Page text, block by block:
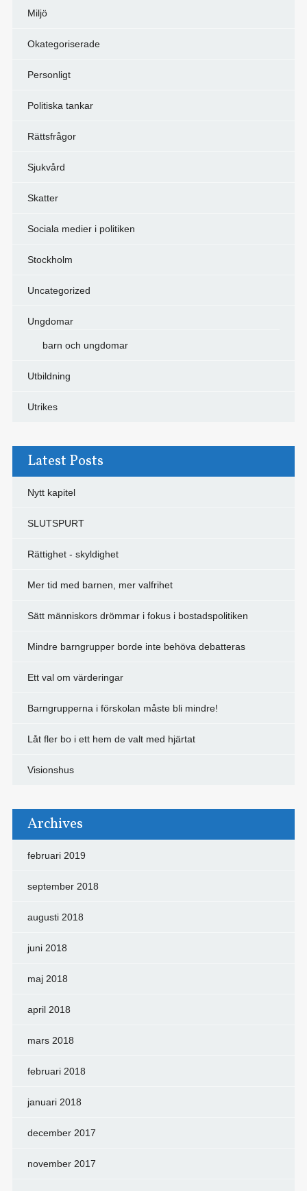
Miljö
Okategoriserade
Personligt
Politiska tankar
Rättsfrågor
Sjukvård
Skatter
Sociala medier i politiken
Stockholm
Uncategorized
Ungdomar
barn och ungdomar
Utbildning
Utrikes
Latest Posts
Nytt kapitel
SLUTSPURT
Rättighet - skyldighet
Mer tid med barnen, mer valfrihet
Sätt människors drömmar i fokus i bostadspolitiken
Mindre barngrupper borde inte behöva debatteras
Ett val om värderingar
Barngrupperna i förskolan måste bli mindre!
Låt fler bo i ett hem de valt med hjärtat
Visionshus
Archives
februari 2019
september 2018
augusti 2018
juni 2018
maj 2018
april 2018
mars 2018
februari 2018
januari 2018
december 2017
november 2017